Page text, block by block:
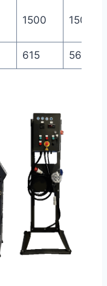
1500 1500
615 560